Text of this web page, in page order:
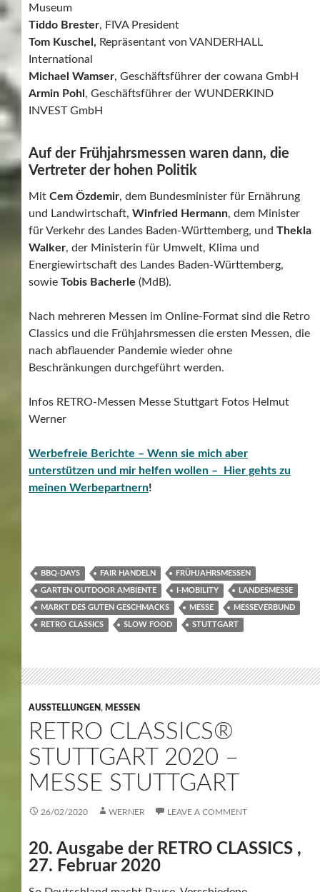
Museum
Tiddo Brester, FIVA President
Tom Kuschel, Repräsentant von VANDERHALL
International
Michael Wamser, Geschäftsführer der cowana GmbH
Armin Pohl , Geschäftsführer der WUNDERKIND
INVEST GmbH
Auf der Frühjahrsmessen waren dann, die
Vertreter der hohen Politik
Mit Cem Özdemir, dem Bundesminister für Ernährung
und Landwirtschaft, Winfried Hermann, dem Minister
für Verkehr des Landes Baden-Württemberg, und Thekla
Walker, der Ministerin für Umwelt, Klima und
Energiewirtschaft des Landes Baden-Württemberg,
sowie Tobis Bacherle (MdB).
Nach mehreren Messen im Online-Format sind die Retro
Classics und die Frühjahrsmessen die ersten Messen, die
nach abflauender Pandemie wieder ohne
Beschränkungen durchgeführt werden.
Infos RETRO-Messen Messe Stuttgart Fotos Helmut
Werner
Werbefreie Berichte – Wenn sie mich aber
unterstützen und mir helfen wollen – Hier gehts zu
meinen Werbepartnern!
BBQ-DAYS FAIR HANDELN FRÜHJAHRSMESSEN
GARTEN OUTDOOR AMBIENTE I-MOBILITY LANDESMESSE
MARKT DES GUTEN GESCHMACKS MESSE MESSEVERBUND
RETRO CLASSICS SLOW FOOD STUTTGART
AUSSTELLUNGEN, MESSEN
RETRO CLASSICS®
STUTTGART 2020 –
MESSE STUTTGART
26/02/2020 WERNER LEAVE A COMMENT
20. Ausgabe der RETRO CLASSICS ,
27. Februar 2020